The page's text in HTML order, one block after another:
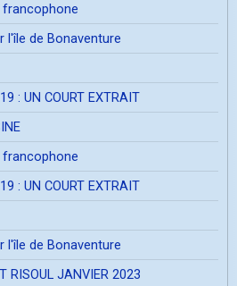
francophone
l'île de Bonaventure
: UN COURT EXTRAIT
francophone
: UN COURT EXTRAIT
l'île de Bonaventure
RISOUL JANVIER 2023